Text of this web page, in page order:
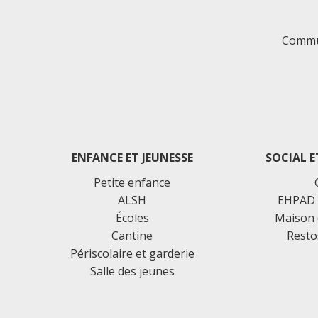
ENFANCE ET JEUNESSE
Petite enfance
ALSH
Écoles
Cantine
Périscolaire et garderie
Salle des jeunes
SOCIAL
Maison